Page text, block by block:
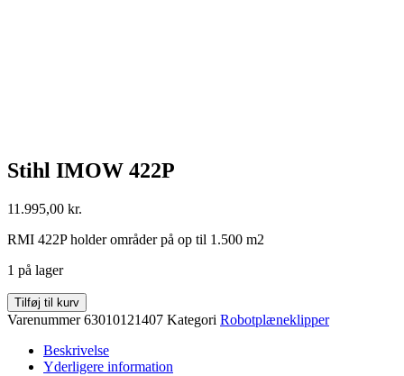
Stihl IMOW 422P
11.995,00 kr.
RMI 422P holder områder på op til 1.500 m2
1 på lager
Stihl
IMOW
antal
Tilføj til kurv
Varenummer63010121407 Kategori Robotplæneklipper
Beskrivelse
Yderligere information